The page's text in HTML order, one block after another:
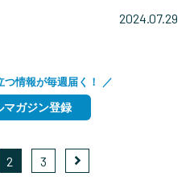
2024.07.29
つ情報が毎週届く！ ／
マガジン登録
2 3